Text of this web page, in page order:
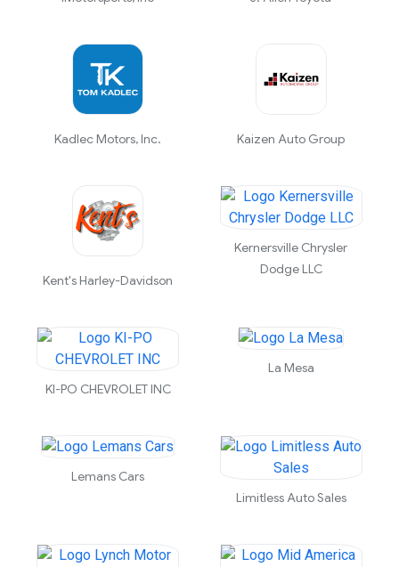
Kadlec Motors, Inc. Kaizen Auto Group
Kent's Harley-Davidson
Kernersville Chrysler
Dodge LLC
KI-PO CHEVROLET INC
La Mesa
Lemans Cars
Limitless Auto Sales